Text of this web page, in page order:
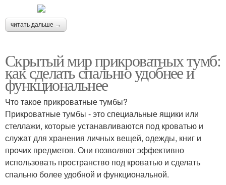
читать дальше →
Скрытый мир прикроватных тумб:
как сделать спальню удобнее и
функциональнее
Что такое прикроватные тумбы?
Прикроватные тумбы - это специальные ящики или
стеллажи, которые устанавливаются под кроватью и
служат для хранения личных вещей, одежды, книг и
прочих предметов. Они позволяют эффективно
использовать пространство под кроватью и сделать
спальню более удобной и функциональной.